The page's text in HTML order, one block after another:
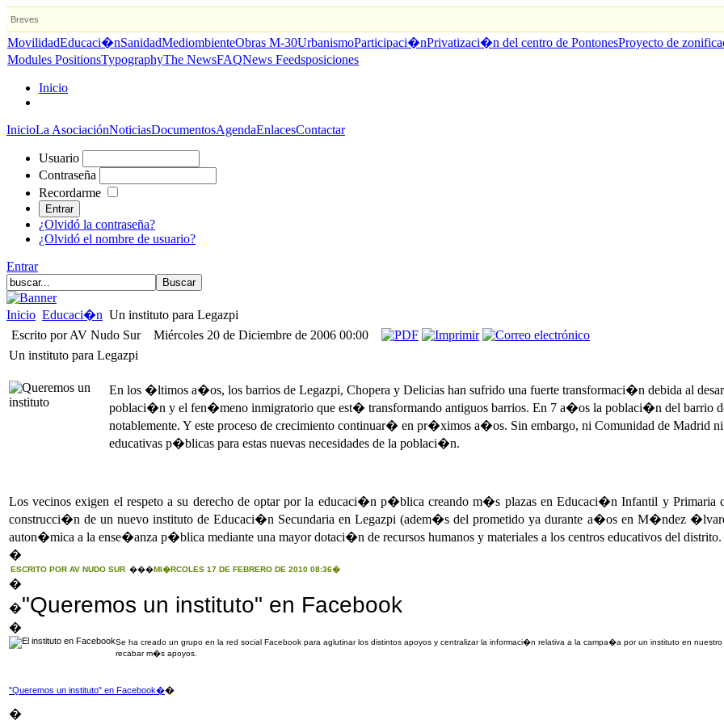
Breves
MovilidadEducaci�nSanidadMediombienteObras M-30UrbanismoParticipaci�nPrivatizaci�n del centro de PontonesProyecto de
Modules PositionsTypographyThe NewsFAQNews Feedsposiciones
Inicio
InicioLa AsociaciónNoticiasDocumentosAgendaEnlacesContactar
Usuario
Contraseña
Recordarme
¿Olvidó la contraseña?
¿Olvidó el nombre de usuario?
Entrar
Inicio Educaci�n Un instituto para Legazpi
Escrito por AV Nudo Sur
Miércoles 20 de Diciembre de 2006 00:00
Un instituto para Legazpi
En los �ltimos a�os, los barrios de Legazpi, Chopera y Delicias han sufrido una fuerte transformaci�n debida al
poblaci�n y el fen�meno inmigratorio que est� transformando antiguos barrios. En 7 a�os la poblaci�n del barrio
notablemente. Y este proceso de crecimiento continuar� en pr�ximos a�os. Sin embargo, ni Comunidad de Madrid
educativas p�blicas para estas nuevas necesidades de la poblaci�n.
Los vecinos exigen el respeto a su derecho de optar por la educaci�n p�blica creando m�s plazas en Educaci�n Infantil y
construcci�n de un nuevo instituto de Educaci�n Secundaria en Legazpi (adem�s del prometido ya durante a�os en M�ndez
auton�mica a la ense�anza p�blica mediante una mayor dotaci�n de recursos humanos y materiales a los centros educativos del distrito.
�
ESCRITO POR AV NUDO SUR ���MI�RCOLES 17 DE FEBRERO DE 2010 08:36�
�
�"Queremos un instituto" en Facebook
�
Se ha creado un grupo en la red social Facebook para aglutinar los distintos apoyos y centralizar la informaci�n relativa a la campa�a por un instituto en
recabar m�s apoyos.
"Queremos un instituto" en Facebook��
�